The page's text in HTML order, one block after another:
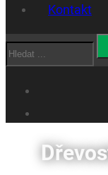
Kontakt
Hledat